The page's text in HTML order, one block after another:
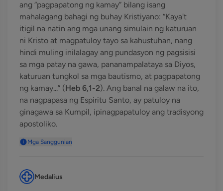
ang “pagpapatong ng kamay” bilang isang
mahalagang bahagi ng buhay Kristiyano: “Kaya't
itigil na natin ang mga unang simulain ng katuruan
ni Kristo at magpatuloy tayo sa kahustuhan, nang
hindi muling inilalagay ang pundasyon ng pagsisisi
sa mga patay na gawa, pananampalataya sa Diyos,
katuruan tungkol sa mga bautismo, at pagpapatong
ng kamay...” (Heb 6,1-2). Ang banal na galaw na ito,
na nagpapasa ng Espiritu Santo, ay patuloy na
ginagawa sa Kumpil, ipinagpapatuloy ang tradisyong
apostoliko.
Mga Sanggunian
Medalius